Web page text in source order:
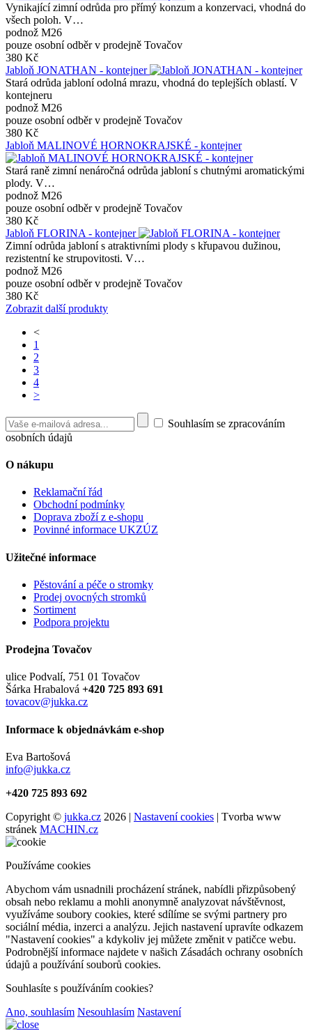
Vynikající zimní odrůda pro přímý konzum a konzervaci, vhodná do
všech poloh. V…
podnož M26
pouze osobní odběr v prodejně Tovačov
380 Kč
Jabloň JONATHAN - kontejner
Stará odrůda jabloní odolná mrazu, vhodná do teplejších oblastí. V
kontejneru
podnož M26
pouze osobní odběr v prodejně Tovačov
380 Kč
Jabloň MALINOVÉ HORNOKRAJSKÉ - kontejner
Stará raně zimní nenáročná odrůda jabloní s chutnými aromatickými
plody. V…
podnož M26
pouze osobní odběr v prodejně Tovačov
380 Kč
Jabloň FLORINA - kontejner
Zimní odrůda jabloní s atraktivními plody s křupavou dužinou,
rezistentní ke strupovitosti. V…
podnož M26
pouze osobní odběr v prodejně Tovačov
380 Kč
Zobrazit další produkty
<
1
2
3
4
>
Souhlasím se zpracováním
osobních údajů
O nákupu
Reklamační řád
Obchodní podmínky
Doprava zboží z e-shopu
Povinné informace UKZÚZ
Užitečné informace
Pěstování a péče o stromky
Prodej ovocných stromků
Sortiment
Podpora projektu
Prodejna Tovačov
ulice Podvalí, 751 01 Tovačov
Šárka Hrabalová +420 725 893 691
tovacov@jukka.cz
Informace k objednávkám e-shop
Eva Bartošová
info@jukka.cz
+420 725 893 692
Copyright © jukka.cz 2026 | Nastavení cookies | Tvorba www
stránek MACHIN.cz
Používáme cookies
Abychom vám usnadnili procházení stránek, nabídli přizpůsobený
obsah nebo reklamu a mohli anonymně analyzovat návštěvnost,
využíváme soubory cookies, které sdílíme se svými partnery pro
sociální média, inzerci a analýzu. Jejich nastavení upravíte odkazem
"Nastavení cookies" a kdykoliv jej můžete změnit v patičce webu.
Podrobnější informace najdete v našich Zásadách ochrany osobních
údajů a používání souborů cookies.
Souhlasíte s používáním cookies?
Ano, souhlasím Nesouhlasím Nastavení